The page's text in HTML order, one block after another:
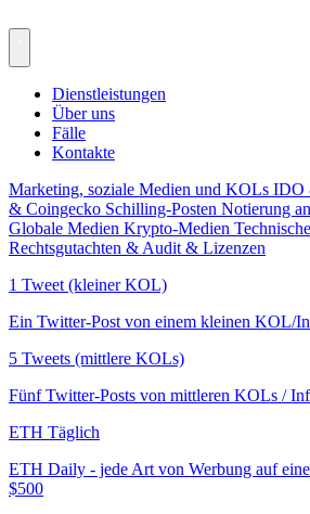
Dienstleistungen
Über uns
Fälle
Kontakte
Marketing, soziale Medien und KOLs IDO
& Coingecko Schilling-Posten Notierung
Globale Medien Krypto-Medien
Rechtsgutachten & Audit & Lizenzen
1 Tweet (kleiner KOL)
Ein Twitter-Post von einem kleinen KOL/
5 Tweets (mittlere KOLs)
Fünf Twitter-Posts von mittleren KOLs /
ETH Täglich
ETH Daily - jede Art von Werbung auf
$500